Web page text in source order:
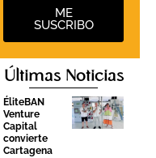
ME
SUSCRIBO
Últimas Noticias
ÉliteBAN
Venture
Capital
convierte
Cartagena